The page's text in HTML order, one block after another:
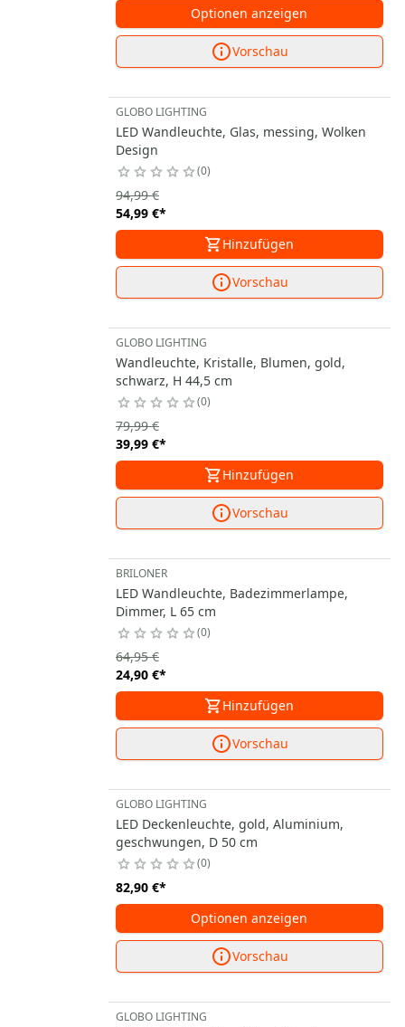
Optionen anzeigen
Vorschau
GLOBO LIGHTING
LED Wandleuchte, Glas, messing, Wolken
Design
0
54,99 €*
94,99 €
Hinzufügen
Vorschau
GLOBO LIGHTING
Wandleuchte, Kristalle, Blumen, gold,
schwarz, H 44,5 cm
0
39,99 €*
79,99 €
Hinzufügen
Vorschau
BRILONER
LED Wandleuchte, Badezimmerlampe,
Dimmer, L 65 cm
0
24,90 €*
64,95 €
Hinzufügen
Vorschau
GLOBO LIGHTING
LED Deckenleuchte, gold, Aluminium,
geschwungen, D 50 cm
0
82,90 €*
Optionen anzeigen
Vorschau
GLOBO LIGHTING